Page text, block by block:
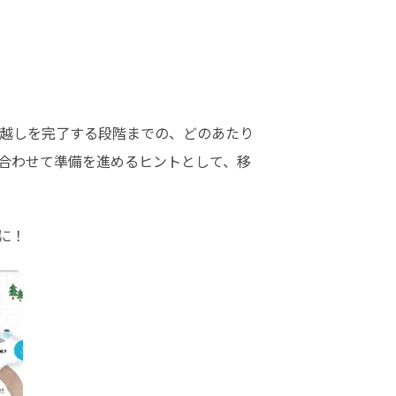
しを完了する段階までの、どのあたり
わせて準備を進めるヒントとして、移
！